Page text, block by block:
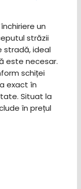
un
străzii
stradă, ideal
este necesar.
schiței
exact în
Situat la
în prețul